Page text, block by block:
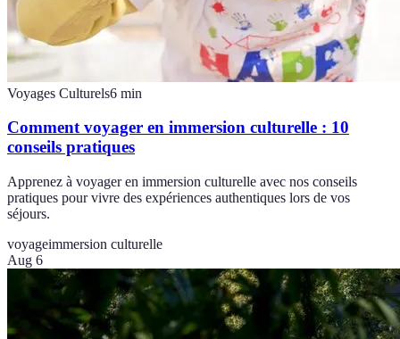
Voyages Culturels6 min
Comment voyager en immersion culturelle : 10
conseils pratiques
Apprenez à voyager en immersion culturelle avec nos conseils
pratiques pour vivre des expériences authentiques lors de vos
séjours.
voyageimmersion culturelle
Aug 6